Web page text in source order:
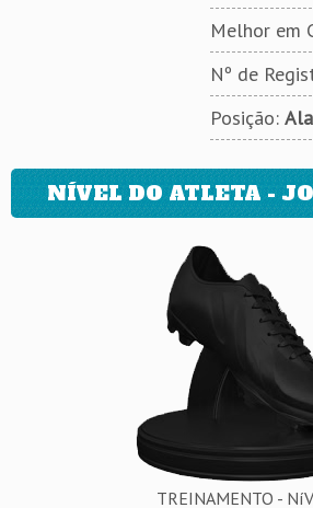
Melhor em
Nº de
Posição: Ala
NÍVEL DO ATLETA -
TREINAMENTO -